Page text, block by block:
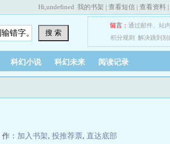
Hi,undefined 我的书架 | 查看短信 | 查看资料 |
搜 索
留言： 通过邮件、 站
积分规则
解决跳到别
科幻小说 科幻未来 阅读记录
： 加入书架, 投推荐票, 直达底部